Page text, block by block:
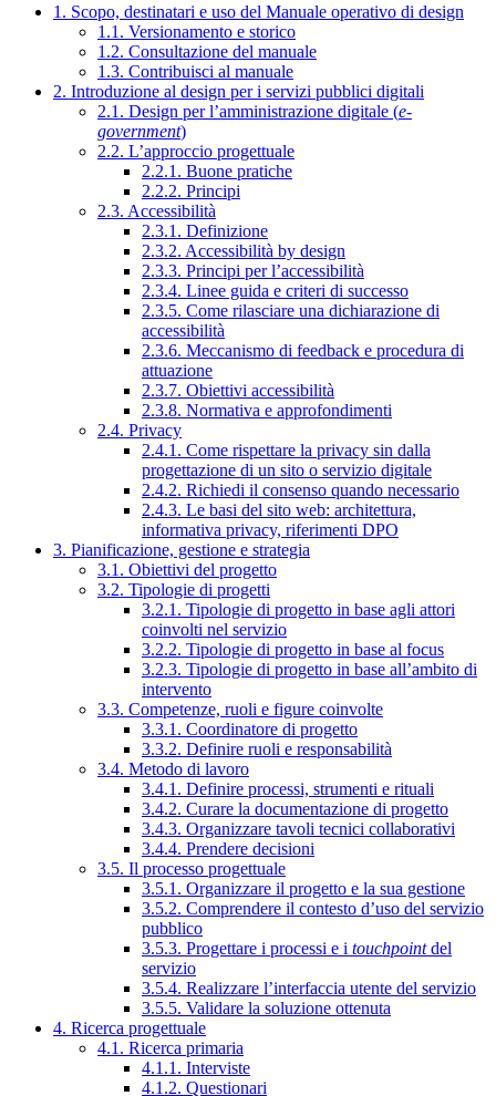
1. Scopo, destinatari e uso del Manuale operativo di design
1.1. Versionamento e storico
1.2. Consultazione del manuale
1.3. Contribuisci al manuale
2. Introduzione al design per i servizi pubblici digitali
2.1. Design per l’amministrazione digitale (e-
government)
2.2. L’approccio progettuale
2.2.1. Buone pratiche
2.2.2. Principi
2.3. Accessibilità
2.3.1. Definizione
2.3.2. Accessibilità by design
2.3.3. Principi per l’accessibilità
2.3.4. Linee guida e criteri di successo
2.3.5. Come rilasciare una dichiarazione di
accessibilità
2.3.6. Meccanismo di feedback e procedura di
attuazione
2.3.7. Obiettivi accessibilità
2.3.8. Normativa e approfondimenti
2.4. Privacy
2.4.1. Come rispettare la privacy sin dalla
progettazione di un sito o servizio digitale
2.4.2. Richiedi il consenso quando necessario
2.4.3. Le basi del sito web: architettura,
informativa privacy, riferimenti DPO
3. Pianificazione, gestione e strategia
3.1. Obiettivi del progetto
3.2. Tipologie di progetti
3.2.1. Tipologie di progetto in base agli attori
coinvolti nel servizio
3.2.2. Tipologie di progetto in base al focus
3.2.3. Tipologie di progetto in base all’ambito di
intervento
3.3. Competenze, ruoli e figure coinvolte
3.3.1. Coordinatore di progetto
3.3.2. Definire ruoli e responsabilità
3.4. Metodo di lavoro
3.4.1. Definire processi, strumenti e rituali
3.4.2. Curare la documentazione di progetto
3.4.3. Organizzare tavoli tecnici collaborativi
3.4.4. Prendere decisioni
3.5. Il processo progettuale
3.5.1. Organizzare il progetto e la sua gestione
3.5.2. Comprendere il contesto d’uso del servizio
pubblico
3.5.3. Progettare i processi e i touchpointdel
servizio
3.5.4. Realizzare l’interfaccia utente del servizio
3.5.5. Validare la soluzione ottenuta
4. Ricerca progettuale
4.1. Ricerca primaria
4.1.1. Interviste
4.1.2. Questionari